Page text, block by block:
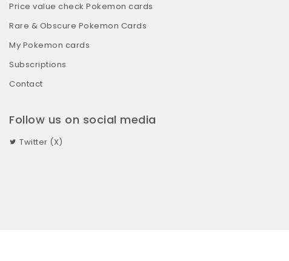
Price value check Pokemon cards
Rare & Obscure Pokemon Cards
My Pokemon cards
Subscriptions
Contact
Follow us on social media
Twitter (X)